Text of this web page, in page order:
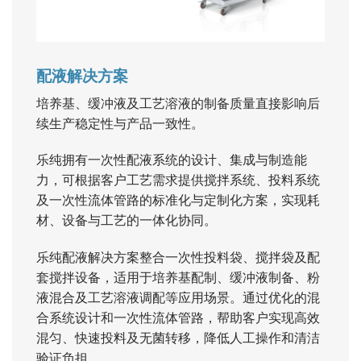
配液解决方案
培养基、缓冲液及工艺溶液的制备质量直接影响后
续生产稳定性与产品一致性。
乐纯拥有一次性配液系统的设计、集成与制造能
力，可根据客户工艺需求提供搅拌系统、投料系统
及一次性流体管路的标准化与定制化方案，实现耗
材、设备与工艺的一体化协同。
乐纯配液解决方案整合一次性投料袋、搅拌袋及配
套搅拌设备，适用于培养基配制、缓冲液制备、粉
液混合及工艺溶液调配等应用场景。通过优化的混
合系统设计和一次性流体管路，帮助客户实现高效
混匀、快速投料及无菌转移，降低人工操作和清洁